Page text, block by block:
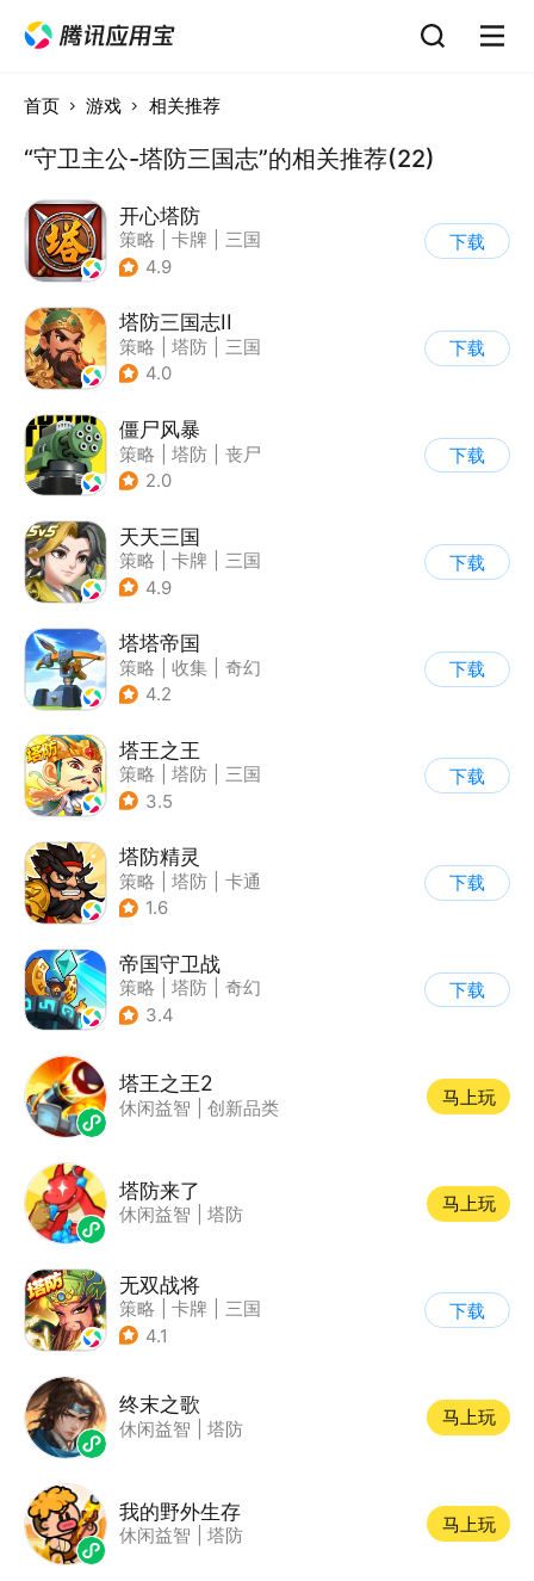
首页 游戏 相关推荐
“守卫主公-塔防三国志”的相关推荐(22)
开心塔防
策略 卡牌
三国
| 中国风
4.9
下载
塔防三国志II
策略 塔防
三国
| 卡通
4.0
下载
僵尸风暴
策略 塔防
丧尸
| 卡通
2.0
下载
天天三国
策略 卡牌
三国
| Q版
4.9
下载
塔塔帝国
策略 收集
奇幻
| 卡通
4.2
下载
塔王之王
策略 塔防
三国
| 卡通
3.5
下载
塔防精灵
策略 塔防
卡通
| 自走棋
1.6
下载
帝国守卫战
策略 塔防
奇幻
| 卡通
3.4
下载
塔王之王2
休闲益智 创新品类
马上玩
塔防来了
休闲益智 塔防
马上玩
无双战将
策略 卡牌
三国
| 中国风
4.1
下载
终末之歌
休闲益智 塔防
马上玩
我的野外生存
休闲益智 塔防
马上玩